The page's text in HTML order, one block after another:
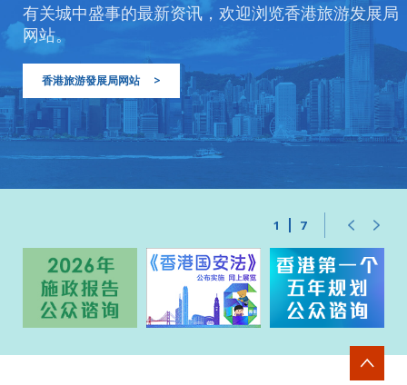
有关城中盛事的最新资讯，欢迎浏览香港旅游发展局
网站。
香港旅游發展局网站 >
1 7